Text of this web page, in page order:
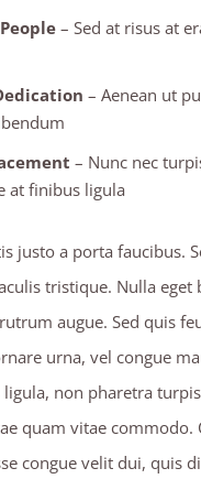
– Sed at risus at
– Aenean ut
– Nunc nec
at finibus ligula
justo a porta faucibus.
tristique. Nulla eget
augue. Sed quis
urna, vel congue
non pharetra
quam vitae commodo.
congue velit dui, quis